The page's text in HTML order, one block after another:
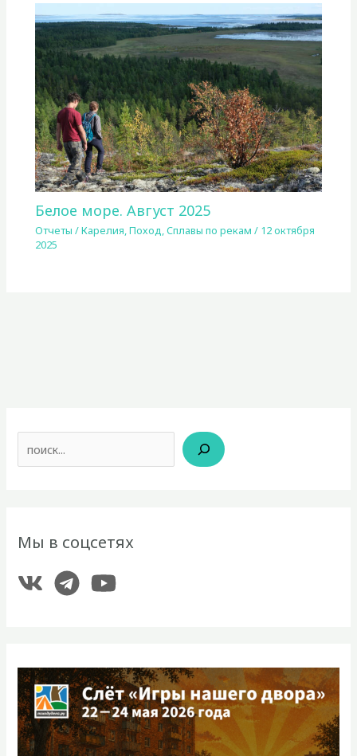
Белое море. Август 2025
Отчеты /Карелия ,Поход ,Сплавы по рекам / 12 октября
2025
Мы в соцсетях